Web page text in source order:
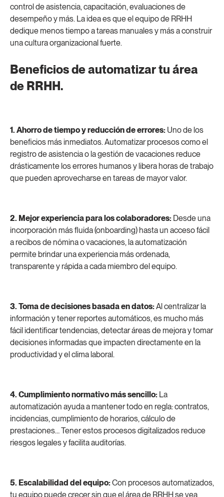
control de asistencia, capacitación, evaluaciones de
desempeño y más. La idea es que el equipo de RRHH
dedique menos tiempo a tareas manuales y más a construir
una cultura organizacional fuerte.
Beneficios de automatizar tu área
de RRHH.
1. Ahorro de tiempo y reducción de errores: Uno de los
beneficios más inmediatos. Automatizar procesos como el
registro de asistencia o la gestión de vacaciones reduce
drásticamente los errores humanos y libera horas de trabajo
que pueden aprovecharse en tareas de mayor valor.
2. Mejor experiencia para los colaboradores: Desde una
incorporación más fluida (onboarding) hasta un acceso fácil
a recibos de nómina o vacaciones, la automatización
permite brindar una experiencia más ordenada,
transparente y rápida a cada miembro del equipo.
3. Toma de decisiones basada en datos:Al centralizar la
información y tener reportes automáticos, es mucho más
fácil identificar tendencias, detectar áreas de mejora y tomar
decisiones informadas que impacten directamente en la
productividad y el clima laboral.
4. Cumplimiento normativo más sencillo: La
automatización ayuda a mantener todo en regla: contratos,
incidencias, cumplimiento de horarios, cálculo de
prestaciones… Tener estos procesos digitalizados reduce
riesgos legales y facilita auditorías.
5. Escalabilidad del equipo:Con procesos automatizados,
tu equipo puede crecer sin que el área de RRHH se vea